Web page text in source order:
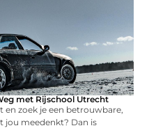
met Rijschool Utrecht
en zoek je een betrouwbare,
jou meedenkt? Dan is